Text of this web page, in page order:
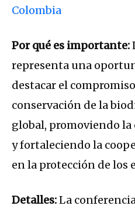
Colombia
Por qué es importante:
representa una
destacar el
conservación de la
global, promoviendo
y fortaleciendo la
en la protección de los
Detalles:La